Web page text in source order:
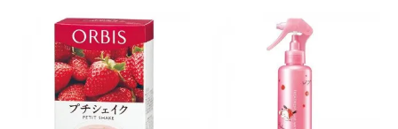
スではボディのニキビケア(*)のため
に、たっぷりの泡でやさしく洗う洗
浄料と、手軽にシュッとひと吹きで
きるスプレータイプのローションの
2ステップをご用意しています。洗
浄料もローションも、肌へのやさし
アール茶“陳香（ツンシャン）”と
は、芳醇な香りとまろやかな味わい
を持つ、ハイグレードなプーアール
茶の証しです。独自の焙煎方式を採
用し、茶成分が浸出しやすい若葉だ
けを使用しました。特有の没食子酸